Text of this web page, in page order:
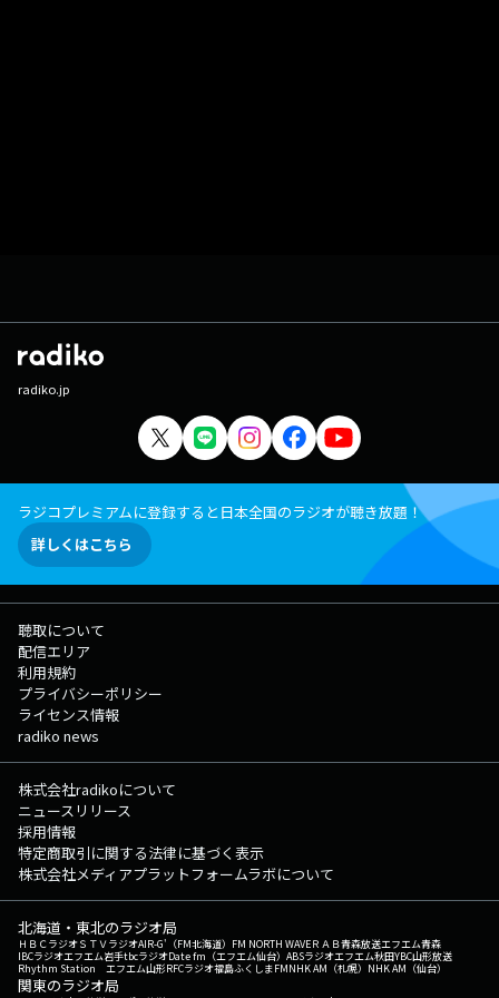
radiko.jp
ラジコプレミアムに登録すると日本全国のラジオが聴き放題！
詳しくはこちら
聴取について
配信エリア
利用規約
プライバシーポリシー
ライセンス情報
radiko news
株式会社radikoについて
ニュースリリース
採用情報
特定商取引に関する法律に基づく表示
株式会社メディアプラットフォームラボについて
北海道・東北のラジオ局
ＨＢＣラジオＳＴＶラジオAIR-G'（FM北海道） FM NORTH WAVEＲＡＢ青森放送エフエム青森
IBCラジオエフエム岩手tbcラジオDate fm（エフエム仙台） ABSラジオエフエム秋田YBC山形放送
Rhythm Station エフエム山形RFCラジオ福島ふくしまFMNHK AM（札幌） NHK AM（仙台）
関東のラジオ局